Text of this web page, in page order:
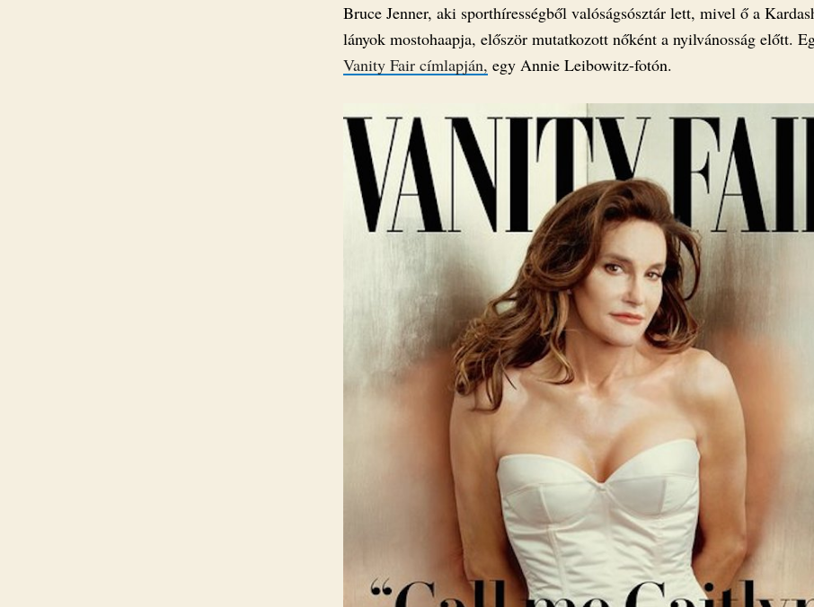
Bruce Jenner, aki sporthírességből valóságsósztár lett, mivel ő a
lányok mostohaapja, először mutatkozott nőként a nyilvánosság előtt.
Vanity Fair címlapján, egy Annie Leibowitz-fotón.